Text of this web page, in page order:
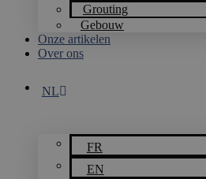
Grouting
Gebouw
Onze artikelen
Over ons
NL
FR
EN